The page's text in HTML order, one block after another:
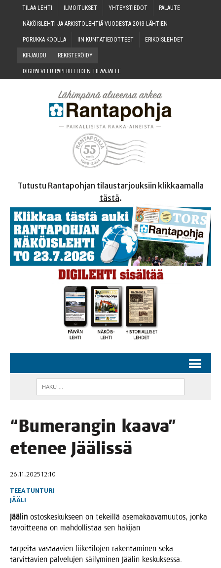
TILAA LEH­TI ILMOI­TUK­SET YHTEYS­TIE­DOT PALAU­TE
NÄKÖIS­LEH­TI JA ARKIS­TO­LEH­TIÄ VUO­DES­TA 2013 LÄHTIEN
PORUK­KA KOOLLA IIN KUN­TA­TIE­DOT­TEET ERI­KOIS­LEH­DET
KIR­JAU­DU REKIS­TE­RÖI­DY
DIGI­PAL­VE­LU PAPE­RI­LEH­DEN TILAAJALLE
Tutustu Rantapohjan tilaustarjouksiin klikkaamalla
tästä.
“Bume­ran­gin kaa­va”
ete­nee Jäälissä
26.11.2025 12:10
TEEA TUNTURI
JÄÄLI
Jää­lin ostos­kes­kuk­seen on tekeil­lä ase­ma­kaa­va­muu­tos, jon­ka
tavoit­tee­na on mah­dol­lis­taa sen hakijan
tar­pei­ta vas­taa­vien lii­ke­ti­lo­jen raken­ta­mi­nen sekä
tar­vit­ta­vien pal­ve­lu­jen säi­ly­mi­nen Jää­lin keskuksessa.